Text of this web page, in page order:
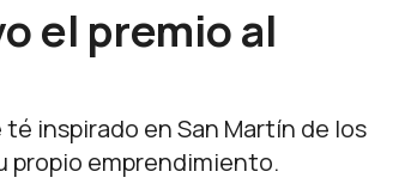
el premio al
inspirado en San Martín de los
propio emprendimiento.